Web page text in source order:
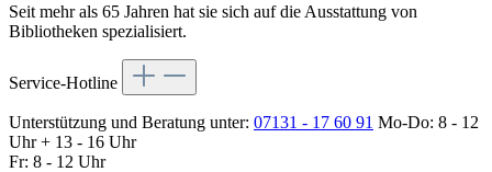
Seit mehr als 65 Jahren hat sie sich auf die Ausstattung von
Bibliotheken spezialisiert.
Service-Hotline
Unterstützung und Beratung unter: 07131 - 17 60 91 Mo-Do: 8 - 12
Uhr + 13 - 16 Uhr
Fr: 8 - 12 Uhr